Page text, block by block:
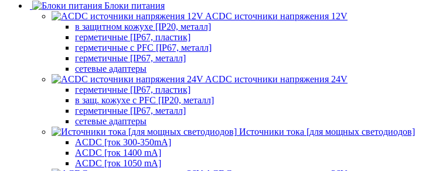
Блоки питания
ACDC источники напряжения 12V
в защитном кожухе [IP20, металл]
герметичные [IP67, пластик]
герметичные с PFC [IP67, металл]
герметичные [IP67, металл]
сетевые адаптеры
ACDC источники напряжения 24V
герметичные [IP67, пластик]
в защ. кожухе с PFC [IP20, металл]
герметичные [IP67, металл]
сетевые адаптеры
Источники тока [для мощных светодиодов]
ACDC [ток 300-350mA]
ACDC [ток 1400 mA]
ACDC [ток 1050 mA]